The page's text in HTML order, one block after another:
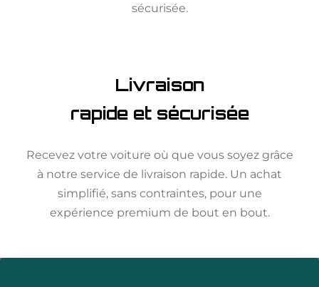
sécurisée.
Livraison
rapide et sécurisée
Recevez votre voiture où que vous soyez grâce
à notre service de livraison rapide. Un achat
simplifié, sans contraintes, pour une
expérience premium de bout en bout.